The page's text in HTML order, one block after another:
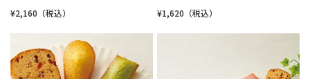
¥2,160（税込）
¥1,620（税込）